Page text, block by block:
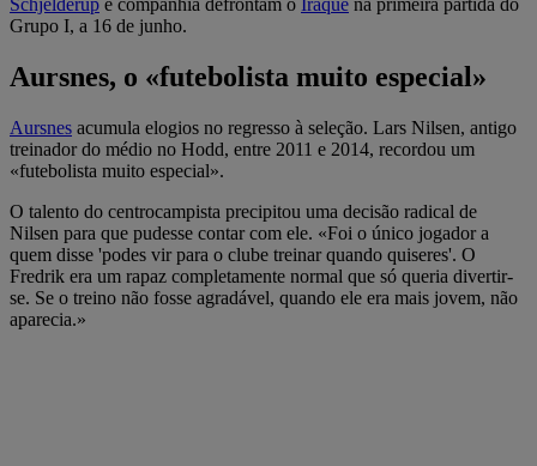
Schjelderup e companhia defrontam o Iraque na primeira partida do
Grupo I, a 16 de junho.
Aursnes, o «futebolista muito especial»
Aursnes acumula elogios no regresso à seleção. Lars Nilsen, antigo
treinador do médio no Hodd, entre 2011 e 2014, recordou um
«futebolista muito especial».
O talento do centrocampista precipitou uma decisão radical de
Nilsen para que pudesse contar com ele. «Foi o único jogador a
quem disse 'podes vir para o clube treinar quando quiseres'. O
Fredrik era um rapaz completamente normal que só queria divertir-
se. Se o treino não fosse agradável, quando ele era mais jovem, não
aparecia.»